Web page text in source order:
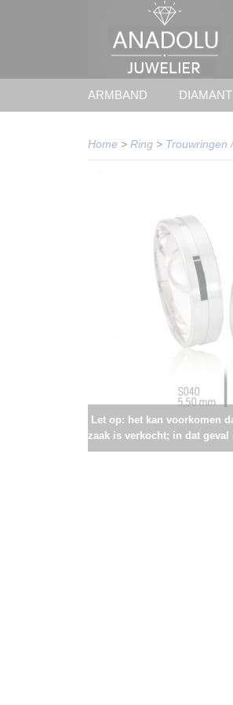
ARMBAND DIAMANT
Home > Ring > Trouwringen
Let op: het kan voorkomen
zaak is verkocht; in dat